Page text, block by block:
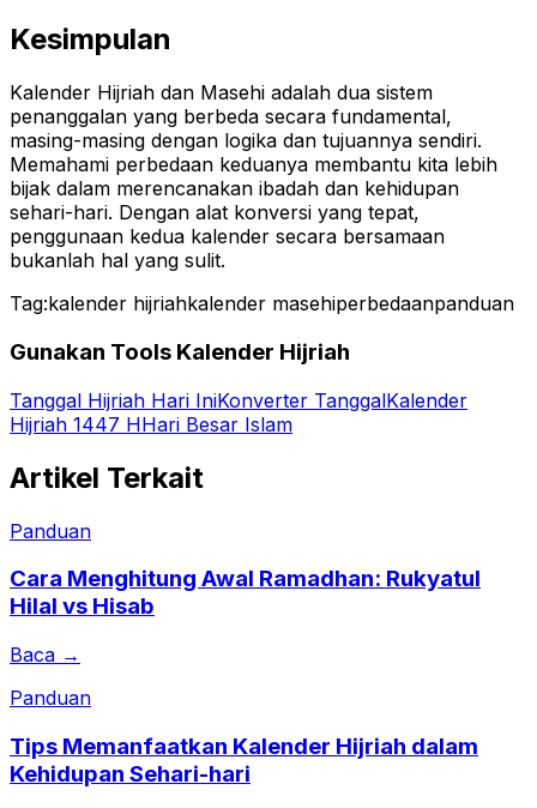
Kesimpulan
Kalender Hijriah dan Masehi adalah dua sistem
penanggalan yang berbeda secara fundamental,
masing-masing dengan logika dan tujuannya sendiri.
Memahami perbedaan keduanya membantu kita lebih
bijak dalam merencanakan ibadah dan kehidupan
sehari-hari. Dengan alat konversi yang tepat,
penggunaan kedua kalender secara bersamaan
bukanlah hal yang sulit.
Tag:kalender hijriahkalender masehiperbedaanpanduan
Gunakan Tools Kalender Hijriah
Tanggal Hijriah Hari IniKonverter TanggalKalender
Hijriah 1447 HHari Besar Islam
Artikel Terkait
Panduan
Cara Menghitung Awal Ramadhan: Rukyatul
Hilal vs Hisab
Baca →
Panduan
Tips Memanfaatkan Kalender Hijriah dalam
Kehidupan Sehari-hari